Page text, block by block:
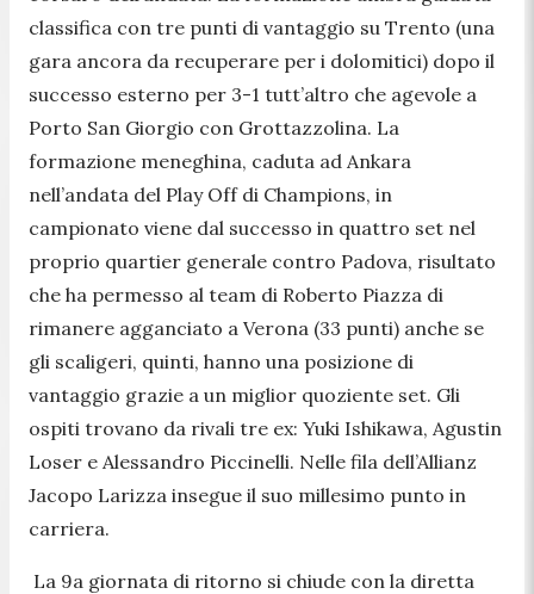
classifica con tre punti di vantaggio su Trento (una
gara ancora da recuperare per i dolomitici) dopo il
successo esterno per 3-1 tutt’altro che agevole a
Porto San Giorgio con Grottazzolina. La
formazione meneghina, caduta ad Ankara
nell’andata del Play Off di Champions, in
campionato viene dal successo in quattro set nel
proprio quartier generale contro Padova, risultato
che ha permesso al team di Roberto Piazza di
rimanere agganciato a Verona (33 punti) anche se
gli scaligeri, quinti, hanno una posizione di
vantaggio grazie a un miglior quoziente set. Gli
ospiti trovano da rivali tre ex: Yuki Ishikawa, Agustin
Loser e Alessandro Piccinelli. Nelle fila dell’Allianz
Jacopo Larizza insegue il suo millesimo punto in
carriera.
La 9a giornata di ritorno si chiude con la diretta